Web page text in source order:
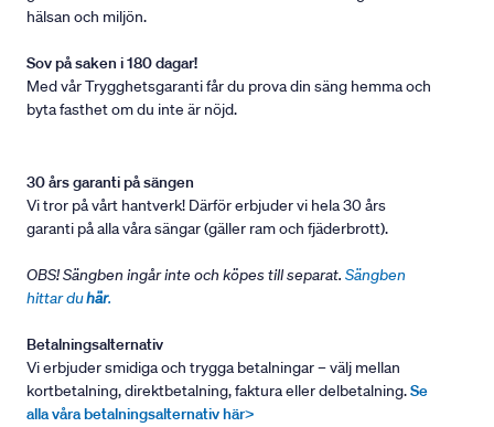
hälsan och miljön.
Sov på saken i 180 dagar!
Med vår Trygghetsgaranti får du prova din säng hemma och
byta fasthet om du inte är nöjd.
30 års garanti på sängen
Vi tror på vårt hantverk! Därför erbjuder vi hela 30 års
garanti på alla våra sängar (gäller ram och fjäderbrott).
OBS! Sängben ingår inte och köpes till separat. Sängben
hittar duhär.
Betalningsalternativ
Vi erbjuder smidiga och trygga betalningar – välj mellan
kortbetalning, direktbetalning, faktura eller delbetalning.Se
alla våra betalningsalternativ här>